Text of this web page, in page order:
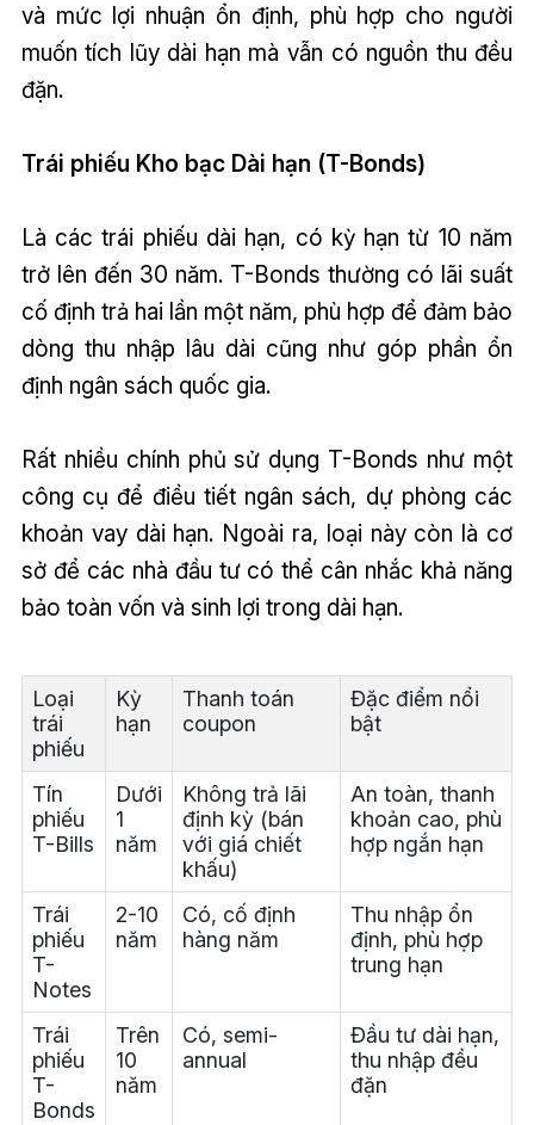
và mức lợi nhuận ổn định, phù hợp cho người
muốn tích lũy dài hạn mà vẫn có nguồn thu đều
đặn.
Trái phiếu Kho bạc Dài hạn (T-Bonds)
Là các trái phiếu dài hạn, có kỳ hạn từ 10 năm
trở lên đến 30 năm. T-Bonds thường có lãi suất
cố định trả hai lần một năm, phù hợp để đảm bảo
dòng thu nhập lâu dài cũng như góp phần ổn
định ngân sách quốc gia.
Rất nhiều chính phủ sử dụng T-Bonds như một
công cụ để điều tiết ngân sách, dự phòng các
khoản vay dài hạn. Ngoài ra, loại này còn là cơ
sở để các nhà đầu tư có thể cân nhắc khả năng
bảo toàn vốn và sinh lợi trong dài hạn.
Loại
trái
phiếu
Kỳ
hạn
Thanh toán
coupon
Đặc điểm nổi
bật
Tín
phiếu
T-Bills
Dưới
1
năm
Không trả lãi
định kỳ (bán
với giá chiết
khấu)
An toàn, thanh
khoản cao, phù
hợp ngắn hạn
Trái
phiếu
T-
Notes
2-10
năm
Có, cố định
hàng năm
Thu nhập ổn
định, phù hợp
trung hạn
Trái
phiếu
T-
Bonds
Trên
10
năm
Có, semi-
annual
Đầu tư dài hạn,
thu nhập đều
đặn